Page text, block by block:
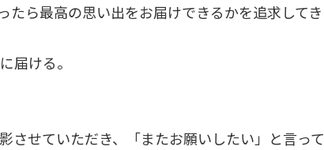
ら最高の思い出をお届けできるかを追求してき
届ける。
させていただき、「またお願いしたい」と言って